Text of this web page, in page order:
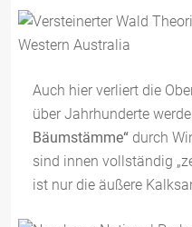
Auch hier verliert die
über Jahrhunderte
Bäumstämme“ durch
sind innen vollständig
ist nur die äußere